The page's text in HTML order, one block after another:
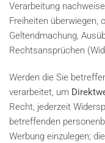
Verarbeitung
Freiheiten überwiegen,
Geltendmachung,
Rechtsansprüchen
Werden die Sie
verarbeitet, um
Recht, jederzeit
betreffenden
Werbung einzulegen;